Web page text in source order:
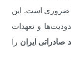
ضروری است. این
و تعهدات
صادراتی ایران را